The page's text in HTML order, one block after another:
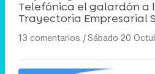
Telefónica el galardón a
Trayectoria Empresarial
13 comentarios |Sábado 20